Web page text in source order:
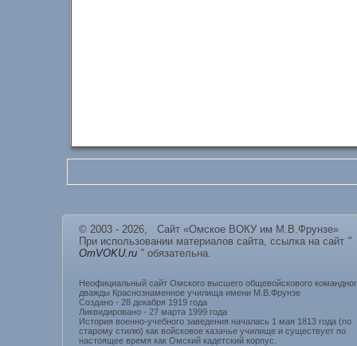
© 2003 - 2026, Сайт «Омское ВОКУ им М.В.Фрунзе»
При использовании материалов сайта, ссылка на сайт "
OmVOKU.ru " обязательна.
Неофициальный сайт Омского высшего общевойскового
дважды Краснознаменное училища имени М.В.Фрунзе
Создано - 28 декабря 1919 года
Ликвидировано - 27 марта 1999 года
История военно-учебного заведения началась 1 мая 1813 года (по
старому стилю) как войсковое казачье училище и существует по
настоящее время как Омский кадетский корпус.